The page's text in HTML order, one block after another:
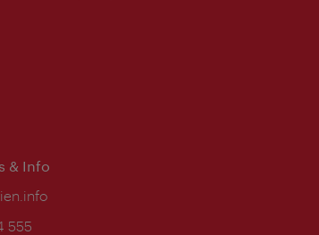
& Info
555